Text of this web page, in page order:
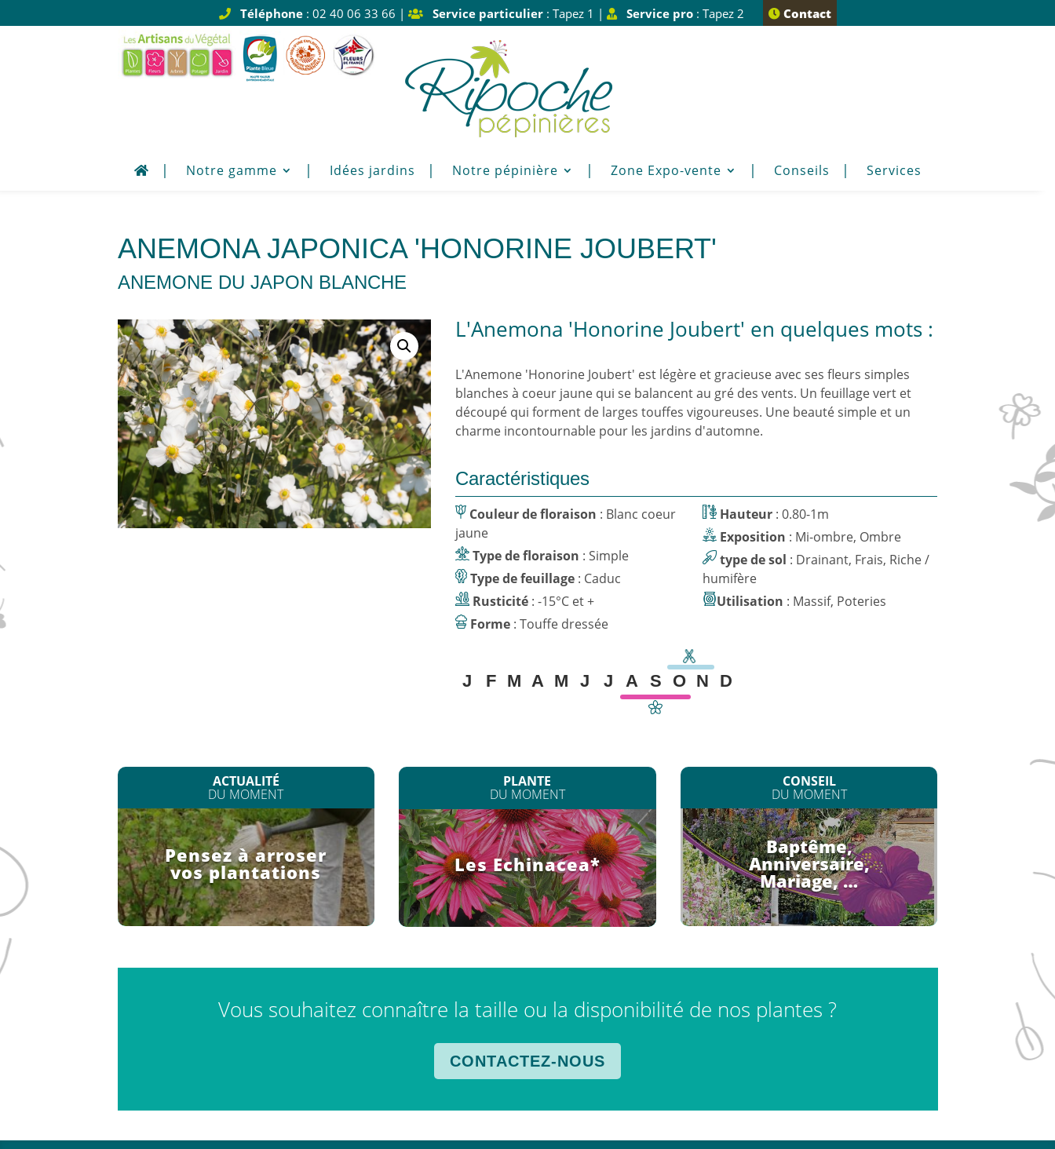
Téléphone: 02 40 06 33 66 | Service particulier: Tapez 1 | Service pro: Tapez 2 Contact
Notre gamme Idées jardins Notre pépinière Zone Expo-vente Conseils Services
ANEMONA JAPONICA 'HONORINE JOUBERT'
ANEMONE DU JAPON BLANCHE
L'Anemona 'Honorine Joubert' en quelques mots :
L'Anemone 'Honorine Joubert' est légère et gracieuse avec ses fleurs simples
blanches à coeur jaune qui se balancent au gré des vents. Un feuillage vert et
découpé qui forment de larges touffes vigoureuses. Une beauté simple et un
charme incontournable pour les jardins d'automne.
Caractéristiques
Couleur de floraison : Blanc coeur
jaune
Type de floraison : Simple
Type de feuillage : Caduc
Rusticité : -15°C et +
Forme : Touffe dressée
Hauteur : 0.80-1m
Exposition
: Mi-ombre, Ombre
type de sol : Drainant, Frais, Riche /
humifère
Utilisation
: Massif, Poteries
J F M A M J J A S O N D
ACTUALITÉ
DU MOMENT
Pensez à arroser
vos plantations
PLANTE
DU MOMENT
Les Echinacea*
CONSEIL
DU MOMENT
Baptême,
Anniversaire,
Mariage, …
Vous souhaitez connaître la taille ou la disponibilité de nos plantes ?
CONTACTEZ-NOUS